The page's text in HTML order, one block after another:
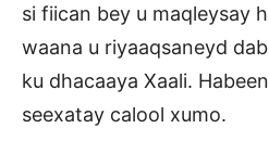
si fiican bey u maqleysay
waana u riyaaqsaneyd
ku dhacaaya Xaali.
seexatay calool xumo.